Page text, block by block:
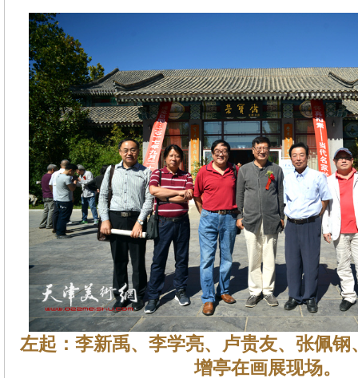
左起：李新禹、李学亮、卢贵友、张佩
增亭在画展现场。